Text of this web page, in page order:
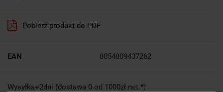
Pobierz produkt do PDF
EAN 8054809437262
Wysyłka+2dni (dostawa 0 od 1000zł net.*)